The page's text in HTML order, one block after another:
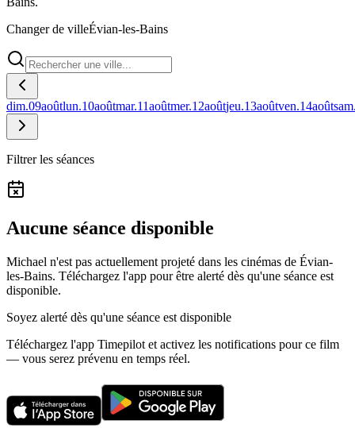
Changer de villeÉvian-les-Bains
dim.09aoûtlun.10aoûtmar.11aoûtmer.12aoûtjeu.13aoûtven.14août
Filtrer les séances
Aucune séance disponible
Michael n'est pas actuellement projeté dans les cinémas de Évian-
les-Bains. Téléchargez l'app pour être alerté dès qu'une séance est
disponible.
Soyez alerté dès qu'une séance est disponible
Téléchargez l'app Timepilot et activez les notifications pour ce film
— vous serez prévenu en temps réel.